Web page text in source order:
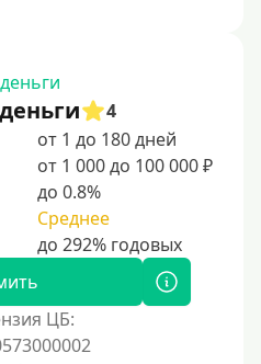
Узбекистана
4
от 1 до 180 дней
от 1 000 до 100 000 ₽
до 0.8%
Среднее
ЦБ: